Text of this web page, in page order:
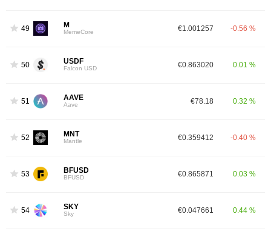
49 M
MemeCore €1.001257 -0.56 %
50 USDF
Falcon USD €0.863020 0.01 %
51 AAVE
Aave €78.18 0.32 %
52 MNT
Mantle €0.359412 -0.40 %
53 BFUSD
BFUSD €0.865871 0.03 %
54 SKY
Sky €0.047661 0.44 %